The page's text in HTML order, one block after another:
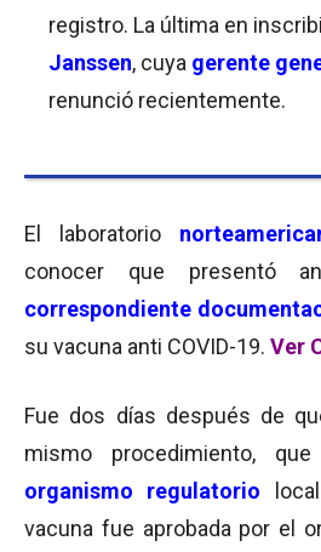
registro. La última en
Janssen, cuya gerente
renunció recientemente.
El laboratorio
conocer que presentó
correspondiente
su vacuna anti COVID-19. Ver
Fue dos días después de
mismo procedimiento,
organismo regulatorio
vacuna fue aprobada por el